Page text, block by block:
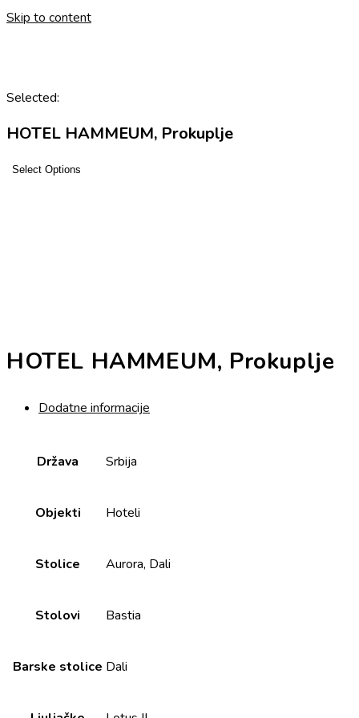
Skip to content
Selected:
HOTEL HAMMEUM, Prokuplje
Select Options
HOTEL HAMMEUM, Prokuplje
Dodatne informacije
Država Srbija
Objekti Hoteli
Stolice Aurora, Dali
Stolovi Bastia
Barske stolice Dali